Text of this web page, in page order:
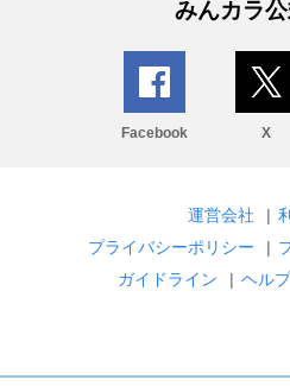
みんカラ
Facebook X
運営会社 |
プライバシーポリシー
|
ガイドライン
| ヘルプ